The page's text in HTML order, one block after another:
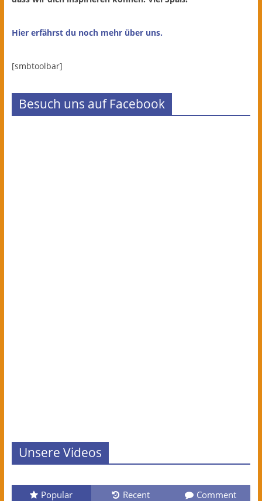
Hier erfährst du noch mehr über uns.
[smbtoolbar]
Besuch uns auf Facebook
Unsere Videos
Popular Recent Comment